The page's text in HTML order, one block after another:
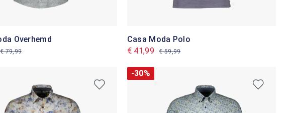
Overhemd
€ 79,99
Casa Moda Polo
€ 41,99
€ 59,99
-30%